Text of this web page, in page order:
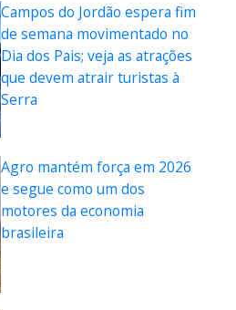
Campos do Jordão espera fim
de semana movimentado no
Dia dos Pais; veja as atrações
que devem atrair turistas à
Serra
Agro mantém força em 2026
e segue como um dos
motores da economia
brasileira